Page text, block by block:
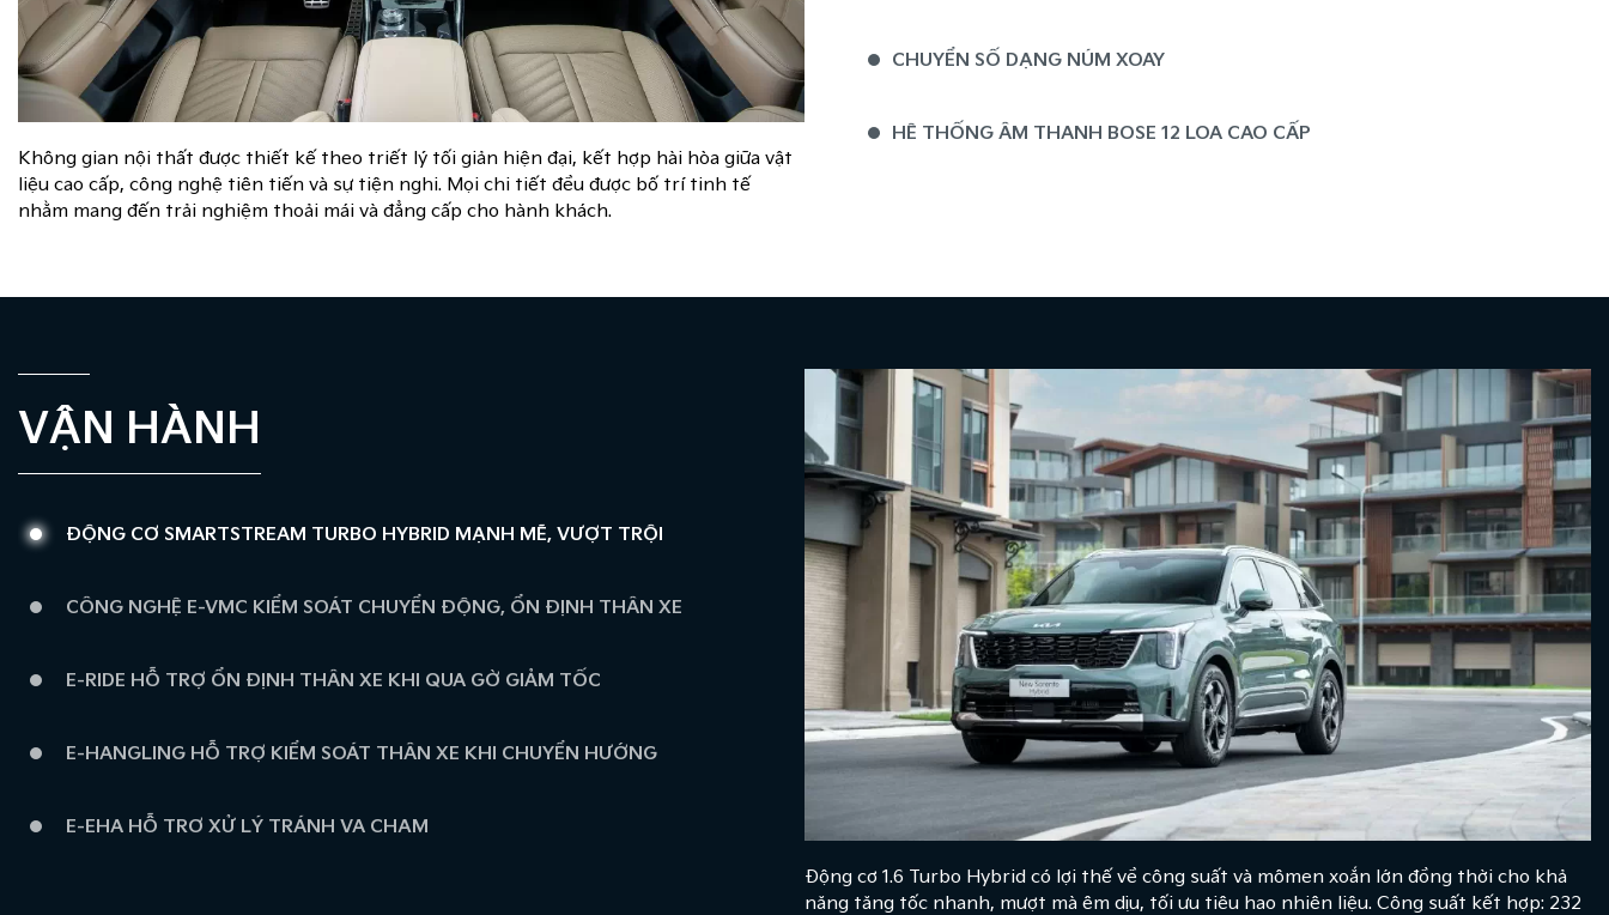
Không gian nội thất được thiết kế theo triết lý tối giản hiện đại, kết hợp hài hòa giữa vật
liệu cao cấp, công nghệ tiên tiến và sự tiện nghi. Mọi chi tiết đều được bố trí tinh tế
nhằm mang đến trải nghiệm thoải mái và đẳng cấp cho hành khách.
CHUYỂN SỐ DẠNG NÚM XOAY
HỆ THỐNG ÂM THANH BOSE 12 LOA CAO CẤP
VẬN HÀNH
ĐỘNG CƠ SMARTSTREAM TURBO HYBRID MẠNH MẼ, VƯỢT TRỘI
CÔNG NGHỆ E-VMC KIỂM SOÁT CHUYỂN ĐỘNG, ỔN ĐỊNH THÂN XE
E-RIDE HỖ TRỢ ỔN ĐỊNH THÂN XE KHI QUA GỜ GIẢM TỐC
E-HANGLING HỖ TRỢ KIỂM SOÁT THÂN XE KHI CHUYỂN HƯỚNG
E-EHA HỖ TRỢ XỬ LÝ TRÁNH VA CHẠM
Động cơ 1.6 Turbo Hybrid có lợi thế về công suất và mômen xoắn lớn đồng thời cho khả
năng tăng tốc nhanh, mượt mà êm dịu, tối ưu tiêu hao nhiên liệu​. Công suất kết hợp: 232